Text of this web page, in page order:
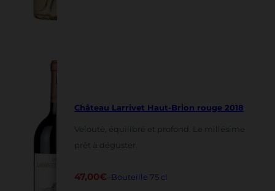
Château Larrivet Haut-Brion rouge 2018
Velouté, équilibré et profond. Le millésime
prêt à déguster.
47,00€ Bouteille 75 cl